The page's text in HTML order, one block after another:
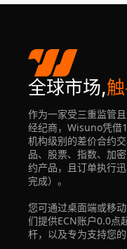
全球市场,
作为一家受三重监管
经纪商，Wisuno凭借
机构级别的差价合约
品、股票、指数、加
约产品，且订单执行
完成）。
您可通过桌面端或移
们提供ECN账户0.0
杆，以及专为支持您